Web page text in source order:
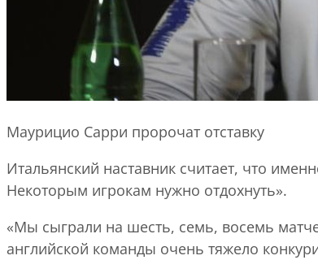
Маурицио Сарри пророчат отставку
Итальянский наставник считает, что
Некоторым игрокам нужно отдохнуть».
«Мы сыграли на шесть, семь, восемь
английской команды очень тяжело